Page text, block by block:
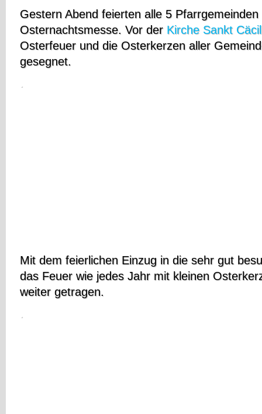
Gestern Abend feierten alle 5
Osternachtsmesse. Vor der Kirche Sankt
Osterfeuer und die Osterkerzen aller
gesegnet.
Mit dem feierlichen Einzug in die sehr gut
das Feuer wie jedes Jahr mit kleinen
weiter getragen.